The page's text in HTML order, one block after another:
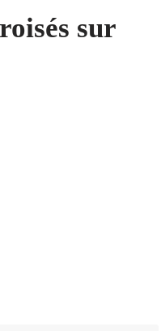
sur